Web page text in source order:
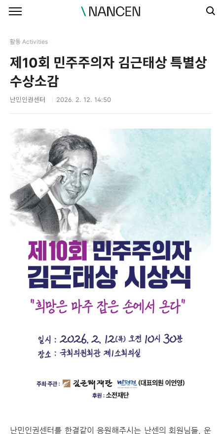
활동 Activities
제10회 민주주의자 김근태상 특별상
수상소감
난민인권센터 2026. 2. 12. 14:50
난민인권센터를 한결같이 응원해주시는 난센의 회원님들, 운